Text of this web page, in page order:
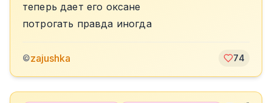
теперь дает его оксане
потрогать правда иногда
©zajushka 74